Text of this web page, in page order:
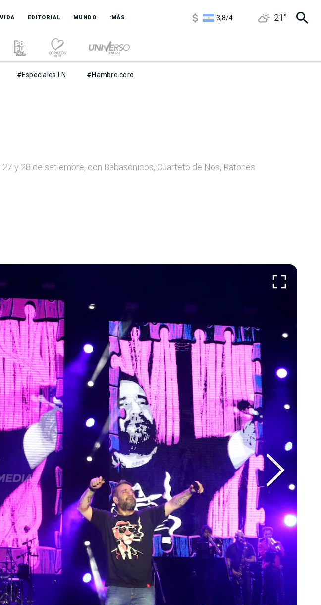
EDITORIAL MUNDO :MÁS
6850/ 21 °
#Especiales LN #Hambre cero
y 28 de setiembre, con Babasónicos, Cuarteto de Nos, Ratones